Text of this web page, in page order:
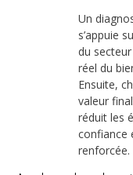
Un
s’appuie
du secteur
réel du
Ensuite,
valeur
réduit les
confiance
renforcée.